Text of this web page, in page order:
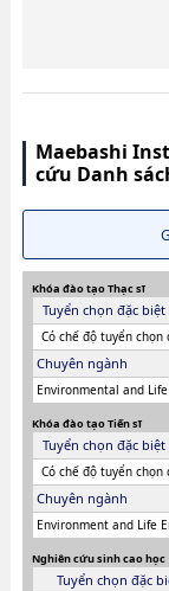
Maebashi
cứu Danh
Khóa đào tạo Thạc sĩ
Tuyển chọn đặc
Có chế độ tuyển
Chuyên ngành
Environmental and
Khóa đào tạo Tiến sĩ
Tuyển chọn đặc
Có chế độ tuyển
Chuyên ngành
Environment and Life
Nghiên cứu sinh cao học
Tuyển chọn đặc